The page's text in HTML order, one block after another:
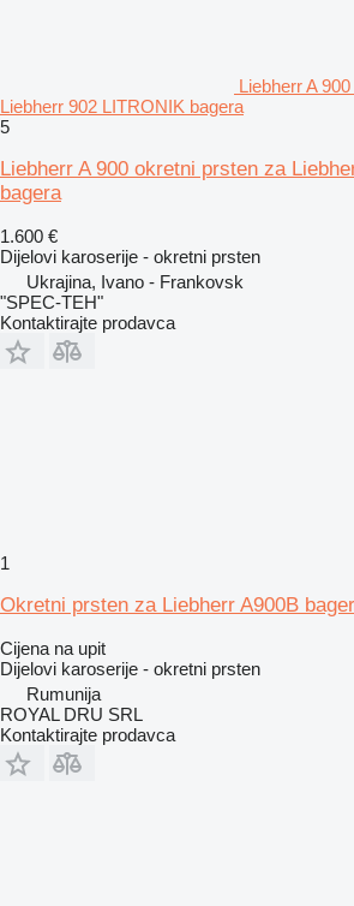
Liebherr A
Liebherr 902 LITRONIK bagera
5
Liebherr A 900 okretni prsten za
bagera
1.600 €
Dijelovi karoserije - okretni prsten
Ukrajina, Ivano - Frankovsk
"SPEC-TEH"
Kontaktirajte prodavca
1
Okretni prsten za Liebherr A900B
Cijena na upit
Dijelovi karoserije - okretni prsten
Rumunija
ROYAL DRU SRL
Kontaktirajte prodavca